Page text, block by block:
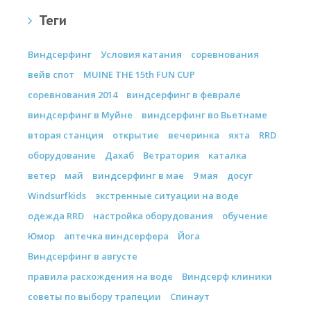
Теги
Виндсерфинг Условия катания
соревнования
вейв спот
MUINE THE 15th FUN CUP
соревнования 2014
виндсерфинг в феврале
виндсерфинг в Муйне
виндсерфинг во Вьетнаме
вторая станция
открытие вечеринка яхта
RRD
оборудование
Дахаб Ветратория
каталка
ветер
май виндсерфинг в мае 9 мая
досуг
Windsurfkids
экстренные ситуации на воде
одежда RRD
настройка оборудования
обучение
Юмор
аптечка виндсерфера
Йога
Виндсерфинг в августе
правила расхождения на воде
Виндсерф клиники
советы по выбору трапеции
Спинаут